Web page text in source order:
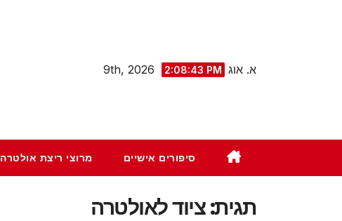
א. אוג 9th, 2026 2:08:44 PM
סיפורים אישיים מרוצי ריצת אולטרה
תגית:ציוד לאולטרה